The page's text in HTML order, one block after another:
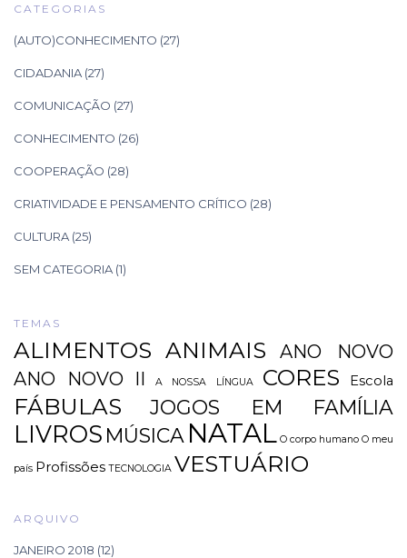
CATEGORIAS
(AUTO)CONHECIMENTO (27)
CIDADANIA (27)
COMUNICAÇÃO (27)
CONHECIMENTO (26)
COOPERAÇÃO (28)
CRIATIVIDADE E PENSAMENTO CRÍTICO (28)
CULTURA (25)
SEM CATEGORIA (1)
TEMAS
ALIMENTOS ANIMAIS
ANO NOVO
ANO NOVO II
A NOSSA LÍNGUA CORES Escola
FÁBULAS JOGOS EM FAMÍLIA
LIVROS MÚSICA NATAL O corpo humano O meu
país Profissões TECNOLOGIA VESTUÁRIO
ARQUIVO
JANEIRO 2018 (12)